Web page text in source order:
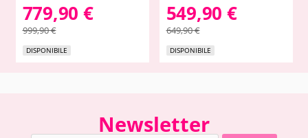
779,90 €
999,90 €
DISPONIBILE
549,90 €
649,90 €
DISPONIBILE
Newsletter